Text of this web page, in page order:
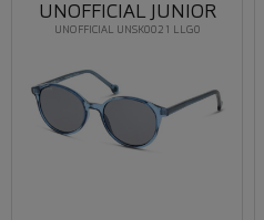
UNOFFICIAL UNSK0021 LLG0
UNOFFICIAL JUNIOR